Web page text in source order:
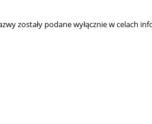
zostały podane wyłącznie w celach